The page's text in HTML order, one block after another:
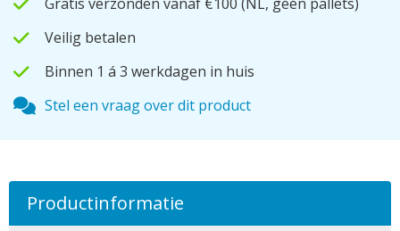
Veilig betalen
Binnen 1 á 3 werkdagen in huis
Stel een vraag over dit product
Productinformatie